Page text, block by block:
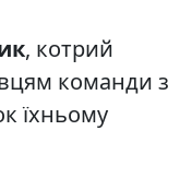
, котрий
команди з
їхньому